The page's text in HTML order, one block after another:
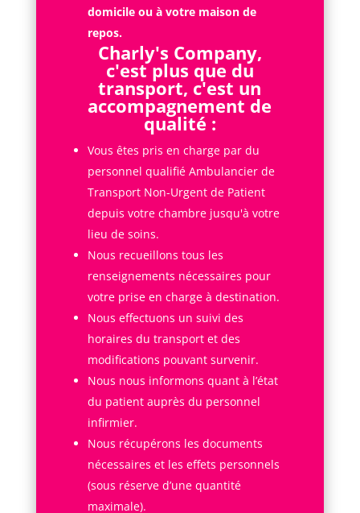
domicile ou à votre maison de
repos.
Charly's Company,
c'est plus que du
transport, c'est un
accompagnement de
qualité :
Vous êtes pris en charge par du
personnel qualifié Ambulancier de
Transport Non-Urgent de Patient
depuis votre chambre jusqu'à votre
lieu de soins.
Nous recueillons tous les
renseignements nécessaires pour
votre prise en charge à destination.
Nous effectuons un suivi des
horaires du transport et des
modifications pouvant survenir.
Nous nous informons quant à l’état
du patient auprès du personnel
infirmier.
Nous récupérons les documents
nécessaires et les effets personnels
(sous réserve d’une quantité
maximale).